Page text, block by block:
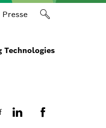
Presse
Technologies